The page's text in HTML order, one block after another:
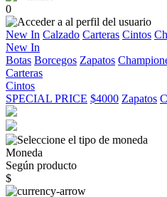
0
New In Calzado Carteras Cintos
New In
Botas Borcegos Zapatos
Carteras
Cintos
SPECIAL PRICE $4000 Zapatos
Moneda
Según producto
$